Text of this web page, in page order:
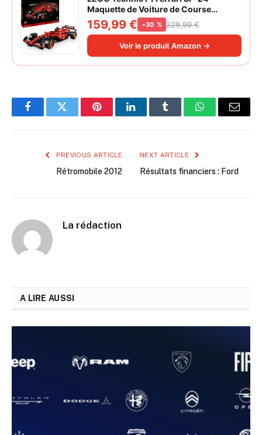
Maquette de Voiture de Course
Collector à Échelle 1/8 - Décoration -
Inclut Moteur V6, Boîte de Vitesses,
DRS et Volant - Idée de Cadeau pour
Adulte et Adolescent 42207
159,99 € −30 % 229,99 €
Voir le produit Amazon →
FacebookTwitter PinterestLinkedInTumblr WhatsAppEmail
PREVIOUS ARTICLE
Rétromobile 2012
NEXT ARTICLE
Résultats financiers : Ford
La rédaction
A LIRE AUSSI